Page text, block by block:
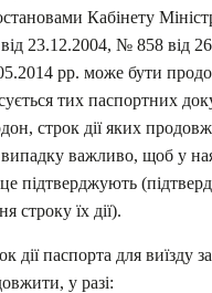
Кабінету
23.12.2004, № 858 від
рр. може бути
тих паспортних
строк дії яких
важливо, щоб у
підтверджують
строку їх дії).
паспорта для виїзду
у разі: